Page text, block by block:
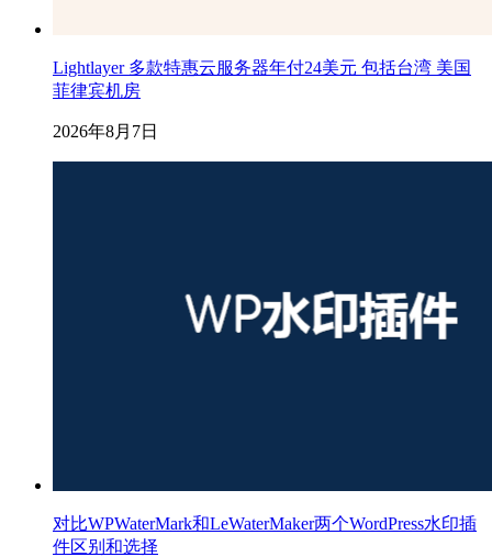
Lightlayer 多款特惠云服务器年付24美元 包括台湾 美国
菲律宾机房
2026年8月7日
对比WPWaterMark和LeWaterMaker两个WordPress水印插
件区别和选择